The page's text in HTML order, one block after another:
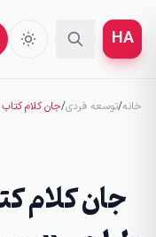
HA
خانه/توسعه فردی/
جان کلام